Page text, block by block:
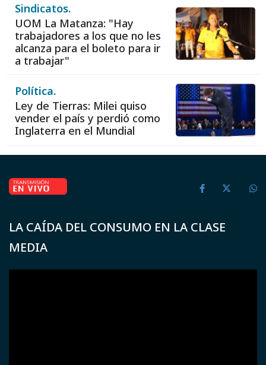
Sindicatos.
UOM La Matanza: "Hay
trabajadores a los que no les
alcanza para el boleto para ir
a trabajar"
Política.
Ley de Tierras: Milei quiso
vender el país y perdió como
Inglaterra en el Mundial
LA CAÍDA DEL CONSUMO EN LA CLASE
MEDIA